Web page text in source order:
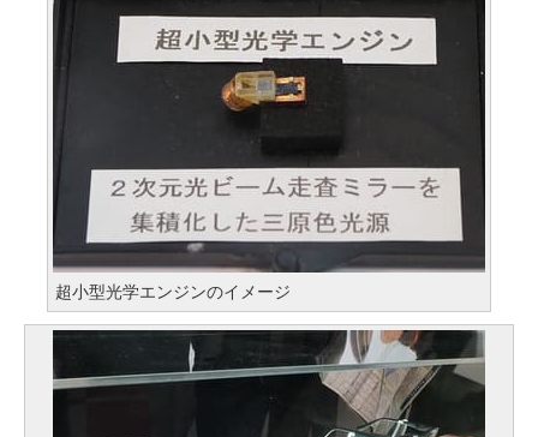
超小型光学エンジンのイメージ